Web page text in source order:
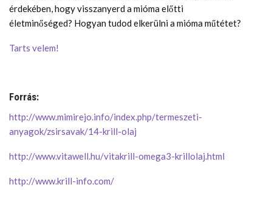
érdekében, hogy visszanyerd a mióma előtti
életminőséged? Hogyan tudod elkerülni a mióma műtétet?
Tarts velem!
Forrás:
http://www.mimirejo.info/index.php/termeszeti-
anyagok/zsirsavak/14-krill-olaj
http://www.vitawell.hu/vitakrill-omega3-krillolaj.html
http://www.krill-info.com/